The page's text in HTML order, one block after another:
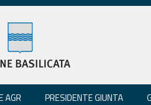
AGR PRESIDENTE GIUNTA